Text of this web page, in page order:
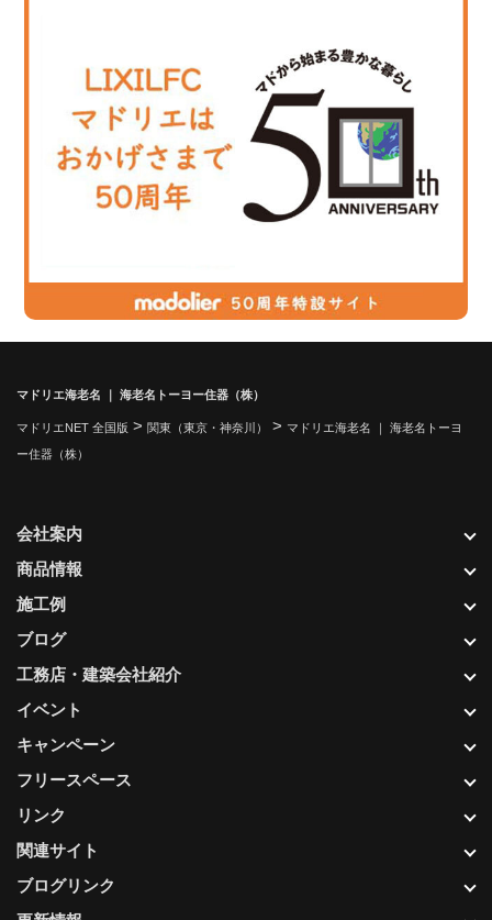
マドリエ海老名 ｜ 海老名トーヨー住器（株）
マドリエNET 全国版 > 関東（東京・神奈川） > マドリエ海老名 ｜ 海老名トーヨ
ー住器（株）
会社案内
商品情報
施工例
ブログ
工務店・建築会社紹介
イベント
キャンペーン
フリースペース
リンク
関連サイト
ブログリンク